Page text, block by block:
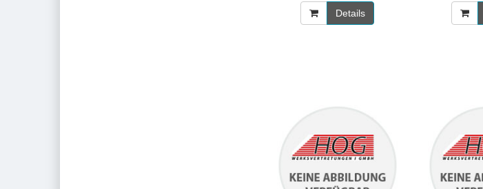
Details